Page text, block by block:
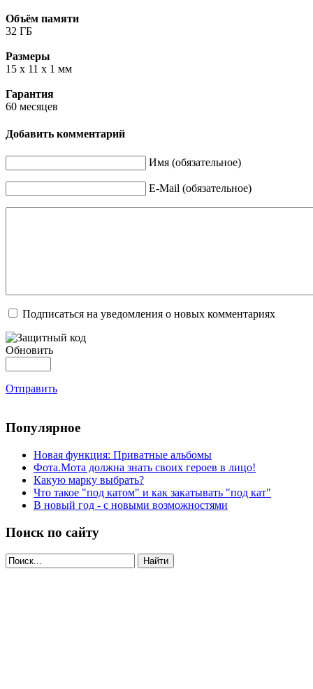
Объём памяти
32 ГБ
Размеры
15 x 11 x 1 мм
Гарантия
60 месяцев
Добавить комментарий
Имя (обязательное)
E-Mail (обязательное)
Подписаться на уведомления о новых комментариях
Обновить
Отправить
Популярное
Новая функция: Приватные альбомы
Фота.Мота должна знать своих героев в лицо!
Какую марку выбрать?
Что такое "под катом" и как закатывать "под кат"
В новый год - с новыми возможностями
Поиск по сайту
Найти